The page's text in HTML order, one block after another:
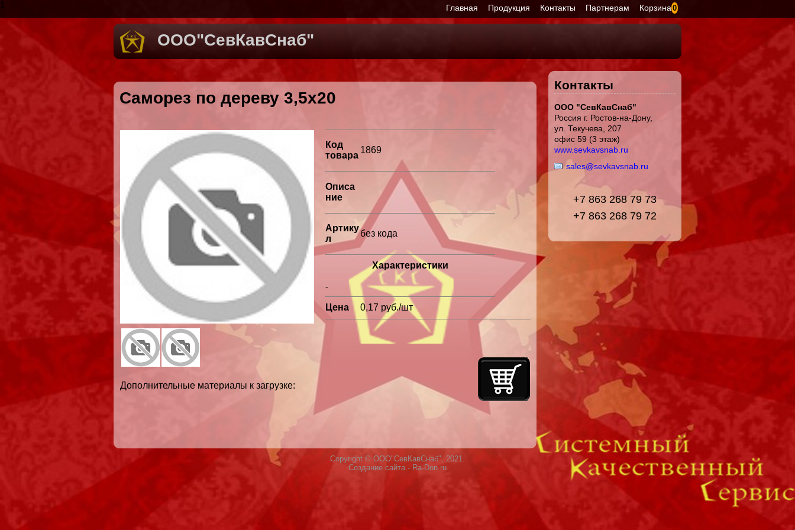
1 Главная Продукция Контакты Партнерам Корзина 0
ООО"СевКавСнаб"
Саморез по дереву 3,5х20
Дополнительные материалы к загрузке:
Код
товара
1869
Описа
ние
Артику
л
без кода
Характеристики
-
Цена 0,17 руб./шт
Контакты
ООО "СевКавСнаб"
Россия г. Ростов-на-Дону,
ул. Текучева, 207
офис 59 (3 этаж)
www.sevkavsnab.ru
sales@sevkavsnab.ru
+7 863 268 79 73
+7 863 268 79 72
Copyright © ООО"СевКавСнаб", 2021.
Создание сайта - Ra-Don.ru